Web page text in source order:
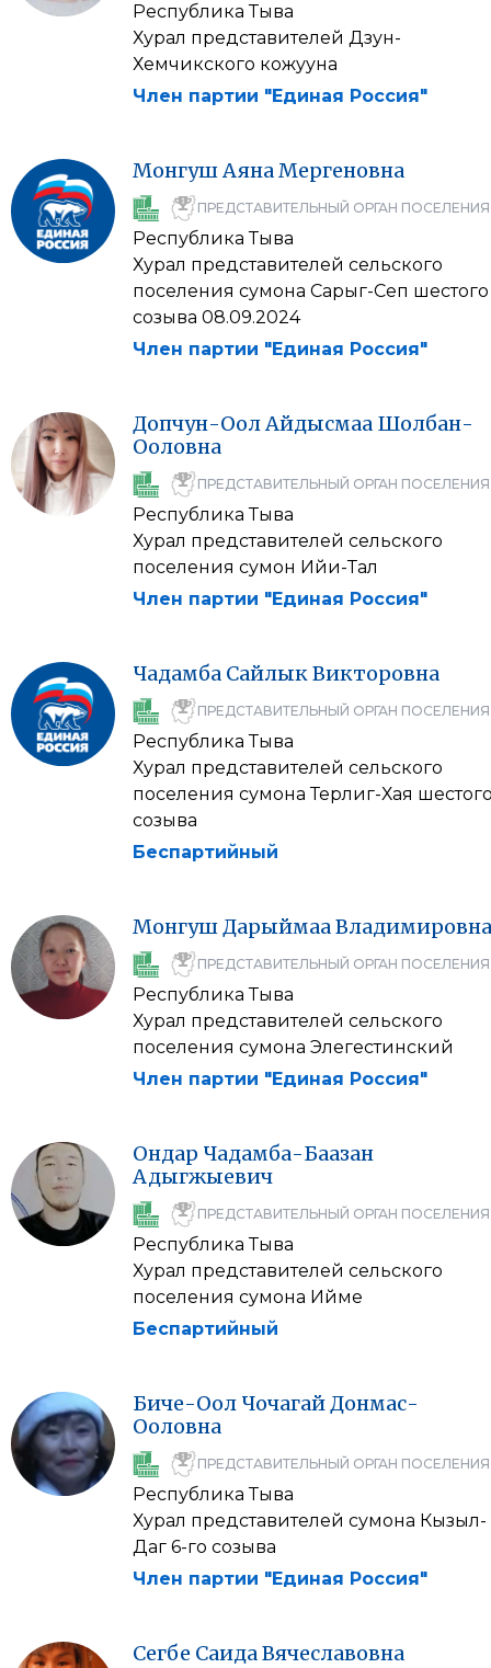
Республика Тыва
Хурал представителей Дзун-
Хемчикского кожууна
Член партии "Единая Россия"
МонгушАянаМергеновна
ПРЕДСТАВИТЕЛЬНЫЙ ОРГАН ПОСЕЛЕНИЯ
Республика Тыва
Хурал представителей сельского
поселения сумона Сарыг-Сеп шестого
созыва 08.09.2024
Член партии "Единая Россия"
Допчун-ОолАйдысмаа Шолбан-
Ооловна
ПРЕДСТАВИТЕЛЬНЫЙ ОРГАН ПОСЕЛЕНИЯ
Республика Тыва
Хурал представителей сельского
поселения сумон Ийи-Тал
Член партии "Единая Россия"
Чадамба СайлыкВикторовна
ПРЕДСТАВИТЕЛЬНЫЙ ОРГАН ПОСЕЛЕНИЯ
Республика Тыва
Хурал представителей сельского
поселения сумона Терлиг-Хая
созыва
Беспартийный
МонгушДарыймааВладимировна
ПРЕДСТАВИТЕЛЬНЫЙ ОРГАН ПОСЕЛЕНИЯ
Республика Тыва
Хурал представителей сельского
поселения сумона Элегестинский
Член партии "Единая Россия"
Ондар Чадамба-Баазан
Адыгжыевич
ПРЕДСТАВИТЕЛЬНЫЙ ОРГАН ПОСЕЛЕНИЯ
Республика Тыва
Хурал представителей сельского
поселения сумона Ийме
Беспартийный
Биче-Оол ЧочагайДонмас-
Ооловна
ПРЕДСТАВИТЕЛЬНЫЙ ОРГАН ПОСЕЛЕНИЯ
Республика Тыва
Хурал представителей сумона Кызыл-
Даг 6-го созыва
Член партии "Единая Россия"
Сегбе СаидаВячеславовна